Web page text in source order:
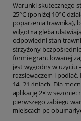
Warunki skutecznego
25°C (poniżej 10°C
poparzenia trawnika),
wilgotna gleba
odpowiedni stan
strzyżony
formie granulowanej
jest wygodny w użyciu
rozsiewaczem i podlać.
14–21 dniach. Dla
aplikację 2× w sezonie:
pierwszego zabiegu
miejscach po